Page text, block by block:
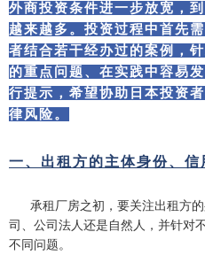
外商投资条件进一步放宽，
越来越多。投资过程中首先
者结合若干经办过的案例，
的重点问题、在实践中容易
行提示，希望协助日本投资
律风险。
一、出租方的主体身份、信
承租厂房之初，要关注出租方
司、公司法人还是自然人，并针对
不同问题。